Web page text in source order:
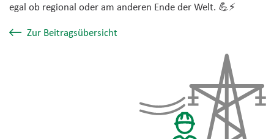
egal ob regional oder am anderen Ende der Welt. 💪⚡
Zur Beitragsübersicht